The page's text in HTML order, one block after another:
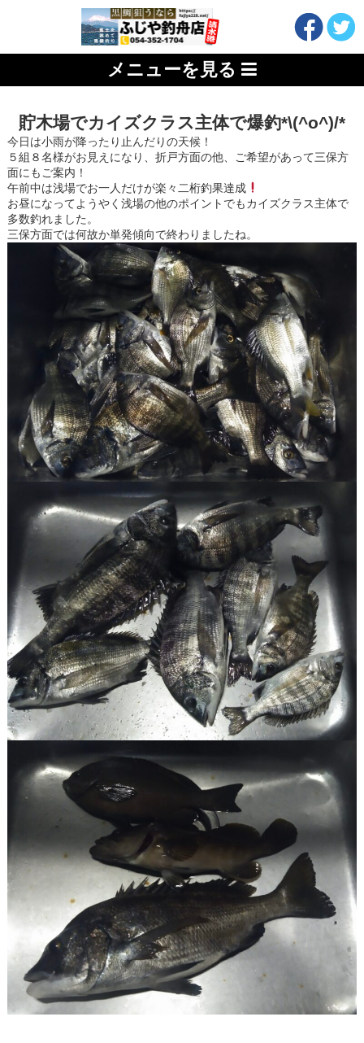
メニューを見る
貯木場でカイズクラス主体で爆釣*\(^o^)/*
今日は小雨が降ったり止んだりの天候！
５組８名様がお見えになり、折戸方面の他、ご希望があって三保方
面にもご案内！
午前中は浅場でお一人だけが楽々二桁釣果達成
お昼になってようやく浅場の他のポイントでもカイズクラス主体で
多数釣れました。
三保方面では何故か単発傾向で終わりましたね。